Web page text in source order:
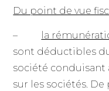
Du point de vue
– la
sont déductibles
société
sur les sociétés. De